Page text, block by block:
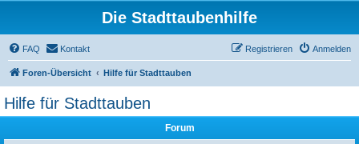
Die Stadttaubenhilfe
FAQ Kontakt Anmelden
Registrieren
Foren-Übersicht Hilfe für Stadttauben
Hilfe für Stadttauben
Forum